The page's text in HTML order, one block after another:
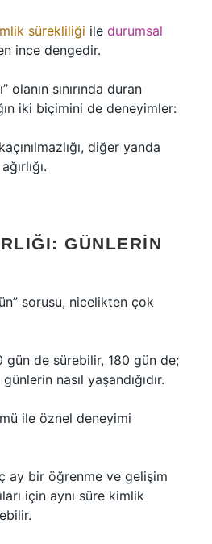
sürekliliği ile durumsal
ince dengedir.
olanın sınırında duran
iki biçimini de deneyimler:
diğer yanda
GÜNLERIN
sorusu, nicelikten çok
gün de sürebilir, 180 gün de;
nasıl yaşandığıdır.
ile öznel deneyimi
ay bir öğrenme ve gelişim
için aynı süre kimlik